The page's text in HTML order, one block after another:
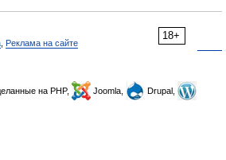
18+
Реклама на сайте
на PHP, Joomla,
Drupal,